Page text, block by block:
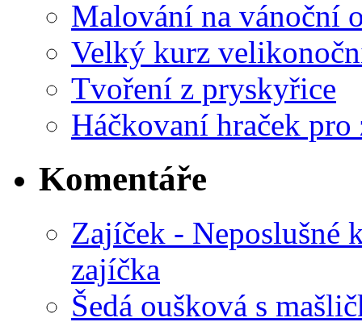
Malování na vánoční
Velký kurz
Tvoření z pryskyřice
Háčkovaní hraček pro
Komentáře
Zajíček - Neposlušné
zajíčka
Šedá oušková s